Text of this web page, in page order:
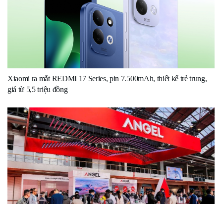
Xiaomi ra mắt REDMI 17 Series, pin 7.500mAh, thiết kế trẻ trung,
giá từ 5,5 triệu đồng